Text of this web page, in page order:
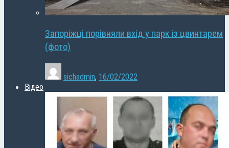
Запоріжці порівняли вхід у парк із цвинтарем
(фото)
sichadmin, 16/02/2022
Відео